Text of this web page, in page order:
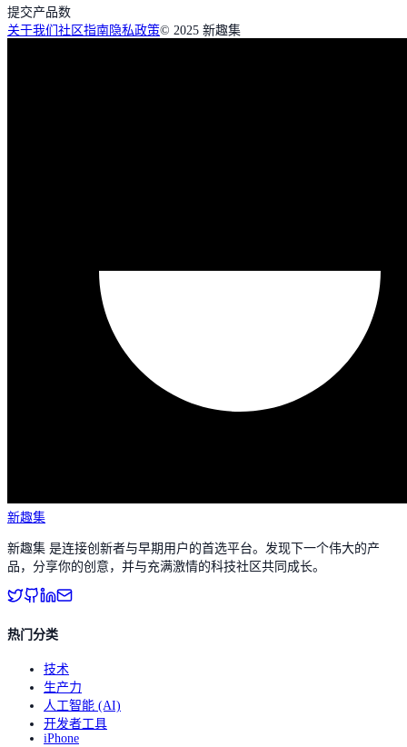
提交产品数
关于我们 社区指南隐私政策© 2025 新趣集
新趣集
新趣集 是连接创新者与早期用户的首选平台。发现下一个伟大的产
品，分享你的创意，并与充满激情的科技社区共同成长。
热门分类
技术
生产力
人工智能 (AI)
开发者工具
iPhone